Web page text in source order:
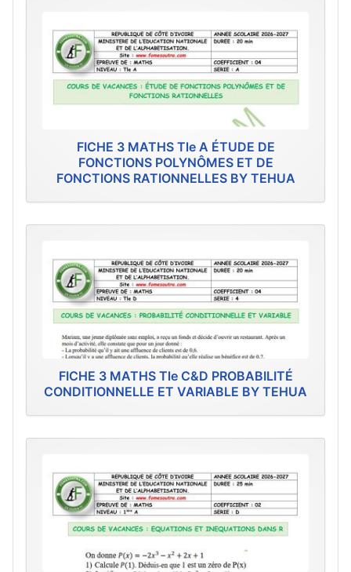
FICHE 3 MATHS Tle A ÉTUDE DE
FONCTIONS POLYNÔMES ET DE
FONCTIONS RATIONNELLES BY TEHUA
FICHE 3 MATHS Tle C&D PROBABILITÉ
CONDITIONNELLE ET VARIABLE BY TEHUA